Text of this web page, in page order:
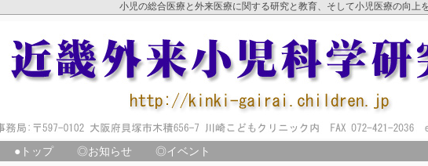
小児の総合医療と外来医療に関する研究と教育、そして小児医療の向上
●トップ ◎お知らせ ◎イベント